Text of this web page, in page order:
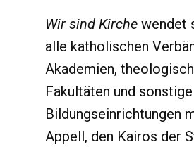
Wir sind Kirche wendet
alle katholischen
Akademien,
Fakultäten und sonstige
Bildungseinrichtungen
Appell, den Kairos der